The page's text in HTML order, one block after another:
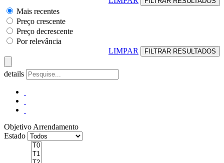
Mais recentes
Preço crescente
Preço decrescente
Por relevância
LIMPAR
details
Objetivo Arrendamento
Estado